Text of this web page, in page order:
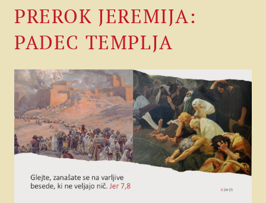
PREROK JEREMIJA:
PADEC TEMPLJA